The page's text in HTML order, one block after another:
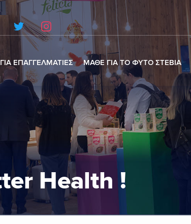
ΓΙΑ ΕΠΑΓΓΕΛΜΑΤΙΕΣ ΜΑΘΕ ΓΙΑ ΤΟ ΦΥΤΟ ΣΤΕΒΙΑ